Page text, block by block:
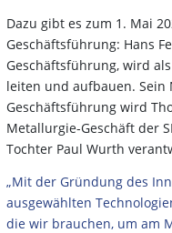
Dazu gibt es zum 1. Mai
Geschäftsführung: Hans
Geschäftsführung, wird
leiten und aufbauen. Sein
Geschäftsführung wird
Metallurgie-Geschäft der
Tochter Paul Wurth
„Mit der Gründung des
ausgewählten
die wir brauchen, um am